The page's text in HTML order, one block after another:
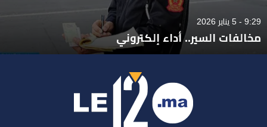
9:29 - 5 يناير 2026
مخالفات السير.. أداء إلكتروني